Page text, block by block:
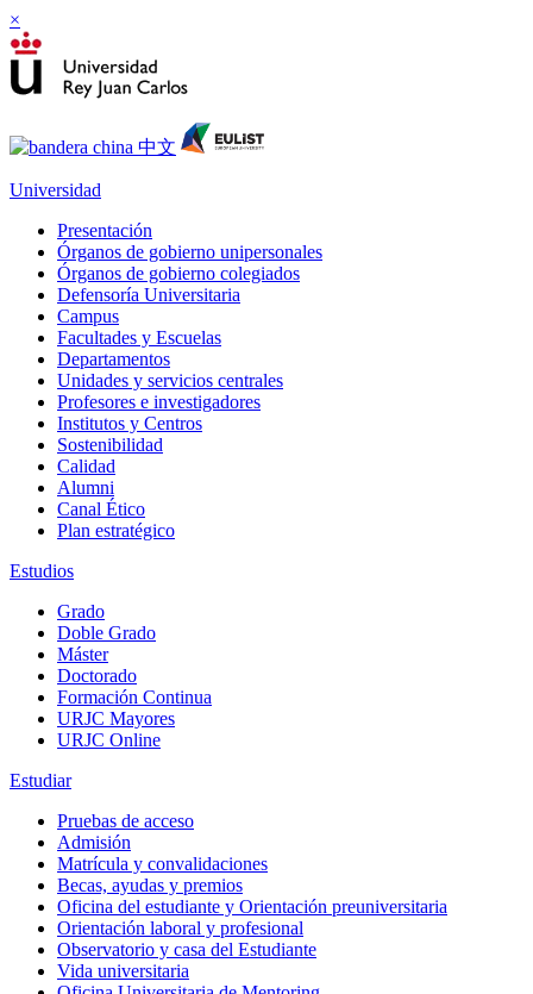
×
Universidad
Presentación
Órganos de gobierno unipersonales
Órganos de gobierno colegiados
Defensoría Universitaria
Campus
Facultades y Escuelas
Departamentos
Unidades y servicios centrales
Profesores e investigadores
Institutos y Centros
Sostenibilidad
Calidad
Alumni
Canal Ético
Plan estratégico
Estudios
Grado
Doble Grado
Máster
Doctorado
Formación Continua
URJC Mayores
URJC Online
Estudiar
Pruebas de acceso
Admisión
Matrícula y convalidaciones
Becas, ayudas y premios
Oficina del estudiante y Orientación preuniversitaria
Orientación laboral y profesional
Observatorio y casa del Estudiante
Vida universitaria